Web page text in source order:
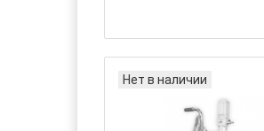
Нет в наличии